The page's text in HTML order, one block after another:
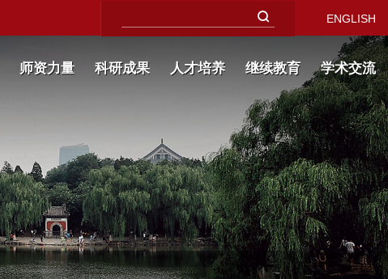
ENGLISH
师资力量 科研成果 人才培养 继续教育 学术交流